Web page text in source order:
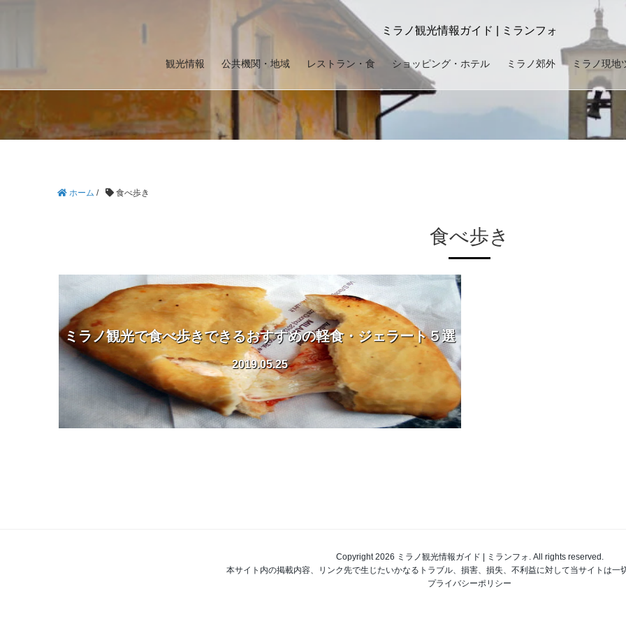
ミラノ観光情報ガイド | ミランフォ
観光情報 公共機関・地域 レストラン・食 ショッピング・ホテル ミラノ郊外 ミラノ現地
ホーム / 食べ歩き
食べ歩き
ミラノ観光で食べ歩きできるおすすめの軽食・ジェラート５選
2019.05.25
Copyright 2026 ミラノ観光情報ガイド | ミランフォ. All rights reserved.
本サイト内の掲載内容、リンク先で生じたいかなるトラブル、損害、損失、不利益に対して当サイトは一
プライバシーポリシー